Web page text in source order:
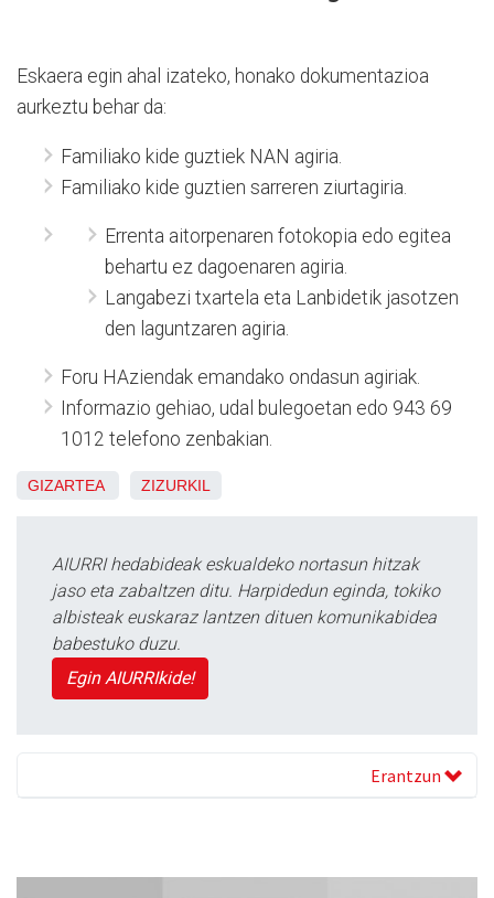
Eskaera egin ahal izateko, honako dokumentazioa
aurkeztu behar da:
Familiako kide guztiek NAN agiria.
Familiako kide guztien sarreren ziurtagiria.
Errenta aitorpenaren fotokopia edo egitea
behartu ez dagoenaren agiria.
Langabezi txartela eta Lanbidetik jasotzen
den laguntzaren agiria.
Foru HAziendak emandako ondasun agiriak.
Informazio gehiao, udal bulegoetan edo 943 69
1012 telefono zenbakian.
GIZARTEA ZIZURKIL
AIURRI hedabideak eskualdeko nortasun hitzak
jaso eta zabaltzen ditu. Harpidedun eginda, tokiko
albisteak euskaraz lantzen dituen komunikabidea
babestuko duzu.
Egin AIURRIkide!
Erantzun